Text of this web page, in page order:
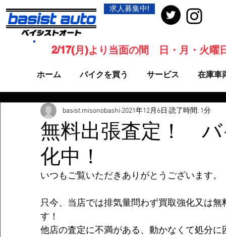
求人募集中!
ホーム バイクを買う サービス 在庫車
2/17(月)より当面の間 日・月・火曜
無料出張査定！ バ
化中！
basist.misonobashi 2021年12月6日 読了時間: 1分
いつもご覧いただきありがとうございます。
只今、当店では排気量問わず買取強化又は
す！
他店の査定に不満がある、動かなくて処分